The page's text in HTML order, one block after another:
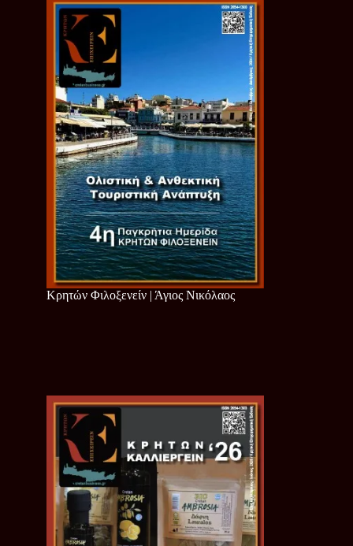
Κρητών Φιλοξενείν | Άγιος Νικόλαος